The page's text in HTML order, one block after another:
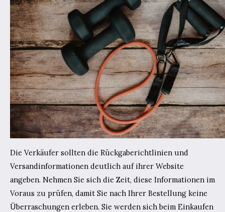
Die Verkäufer sollten die Rückgaberichtlinien und
Versandinformationen deutlich auf ihrer Website
angeben. Nehmen Sie sich die Zeit, diese Informationen im
Voraus zu prüfen, damit Sie nach Ihrer Bestellung keine
Überraschungen erleben. Sie werden sich beim Einkaufen